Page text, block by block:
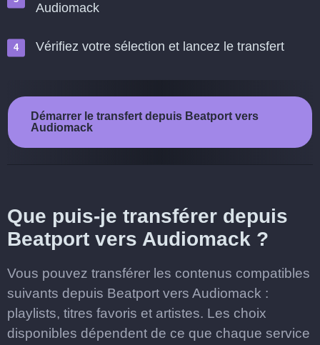
Audiomack
Vérifiez votre sélection et lancez le transfert
Démarrer le transfert depuis Beatport vers
Audiomack
Que puis-je transférer depuis
Beatport vers Audiomack ?
Vous pouvez transférer les contenus compatibles
suivants depuis Beatport vers Audiomack :
playlists, titres favoris et artistes. Les choix
disponibles dépendent de ce que chaque service